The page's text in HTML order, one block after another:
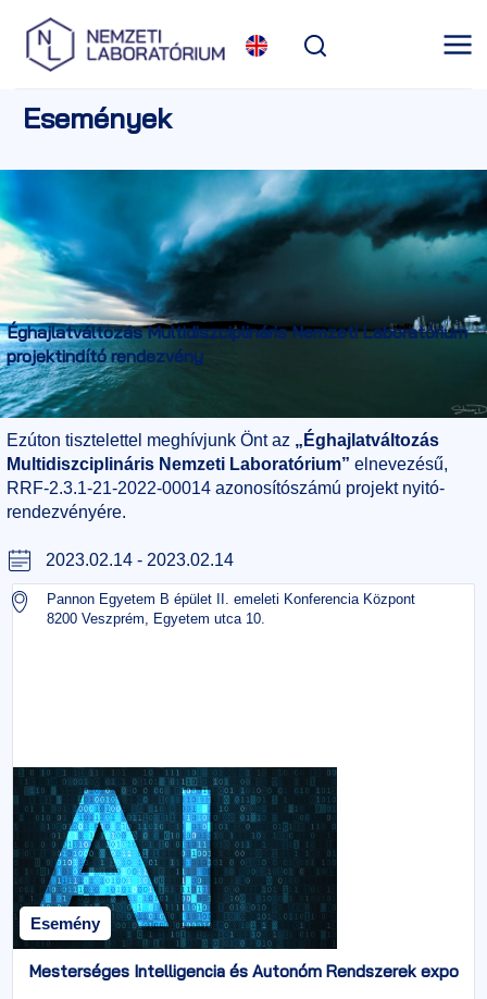
Események
Éghajlatváltozás Multidiszciplináris Nemzeti Laboratórium
projektindító rendezvény
Ezúton tisztelettel meghívjunk Önt az „Éghajlatváltozás
Multidiszciplináris Nemzeti Laboratórium” elnevezésű,
RRF-2.3.1-21-2022-00014 azonosítószámú projekt nyitó-
rendezvényére.
2023.02.14 - 2023.02.14
Pannon Egyetem B épület II. emeleti Konferencia Központ
8200 Veszprém, Egyetem utca 10.
Esemény
Mesterséges Intelligencia és Autonóm Rendszerek expo